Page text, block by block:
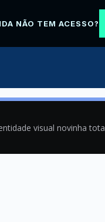
NÃO TEM ACESSO?
visual novinha